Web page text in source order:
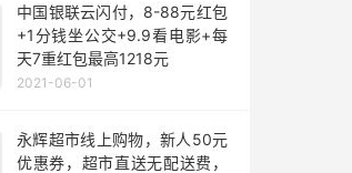
中国银联云闪付，8-88元红包
+1分钱坐公交+9.9看电影+每
天7重红包最高1218元
2021-06-01
永辉超市线上购物，新人50元
优惠券，超市直送无配送费，